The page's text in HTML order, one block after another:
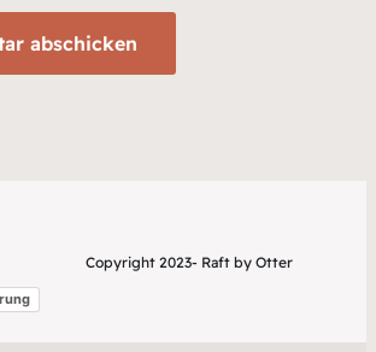
Copyright 2023- Raft by Otter